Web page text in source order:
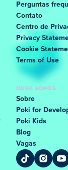
Perguntas
Contato
Centro de
Privacy
Cookie
Terms of Use
QUEM SOMOS
Sobre
Poki for
Poki Kids
Blog
Vagas